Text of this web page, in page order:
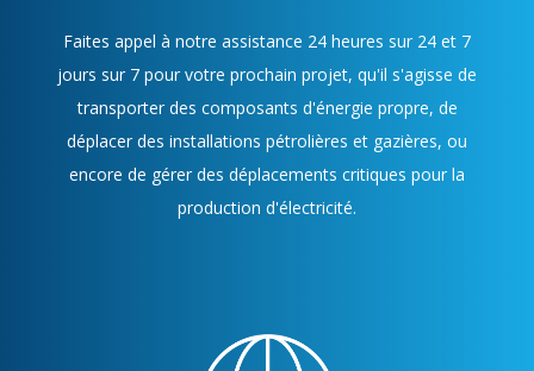
Faites appel à notre assistance 24 heures sur 24 et 7
jours sur 7 pour votre prochain projet, qu'il s'agisse de
transporter des composants d'énergie propre, de
déplacer des installations pétrolières et gazières, ou
encore de gérer des déplacements critiques pour la
production d'électricité.